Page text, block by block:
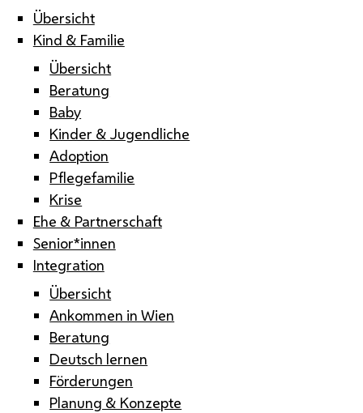
Übersicht
Kind & Familie
Übersicht
Beratung
Baby
Kinder & Jugendliche
Adoption
Pflegefamilie
Krise
Ehe & Partnerschaft
Senior*innen
Integration
Übersicht
Ankommen in Wien
Beratung
Deutsch lernen
Förderungen
Planung & Konzepte